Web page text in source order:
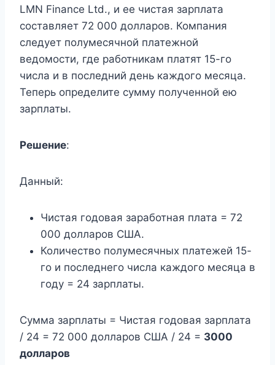
LMN Finance Ltd., и ее чистая зарплата
составляет 72 000 долларов. Компания
следует полумесячной платежной
ведомости, где работникам платят 15-го
числа и в последний день каждого месяца.
Теперь определите сумму полученной ею
зарплаты.
Решение:
Данный:
Чистая годовая заработная плата = 72
000 долларов США.
Количество полумесячных платежей 15-
го и последнего числа каждого месяца в
году = 24 зарплаты.
Сумма зарплаты = Чистая годовая зарплата
/ 24 = 72 000 долларов США / 24 = 3000
долларов